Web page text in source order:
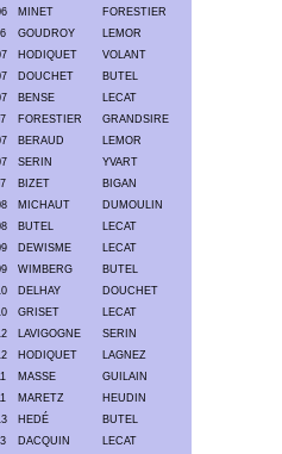
MINET
FORESTIER
GOUDROY
LEMOR
HODIQUET
VOLANT
DOUCHET
BUTEL
BENSE
LECAT
FORESTIER
GRANDSIRE
BERAUD
LEMOR
SERIN
YVART
BIZET
BIGAN
MICHAUT
DUMOULIN
BUTEL
LECAT
DEWISME
LECAT
WIMBERG
BUTEL
DELHAY
DOUCHET
GRISET
LECAT
LAVIGOGNE
SERIN
HODIQUET
LAGNEZ
MASSE
GUILAIN
MARETZ
HEUDIN
HEDÉ
BUTEL
DACQUIN LECAT